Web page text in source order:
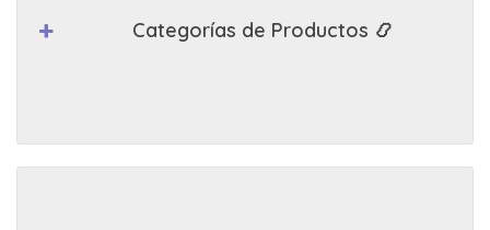
Categorías de Productos 📿